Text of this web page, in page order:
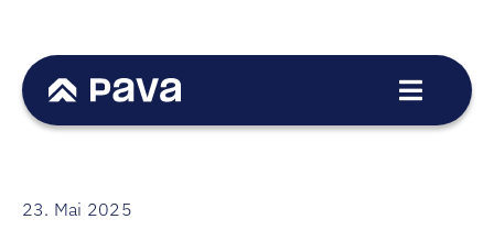
springen
Toggle
23. Mai 2025